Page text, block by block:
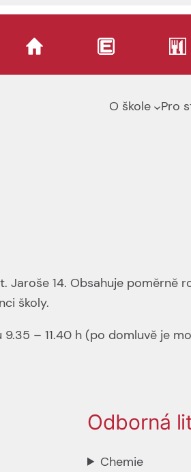
O škole Pro
Jaroše 14. Obsahuje
školy.
– 11.40 h (po domluvě je
Odborná
Chemie